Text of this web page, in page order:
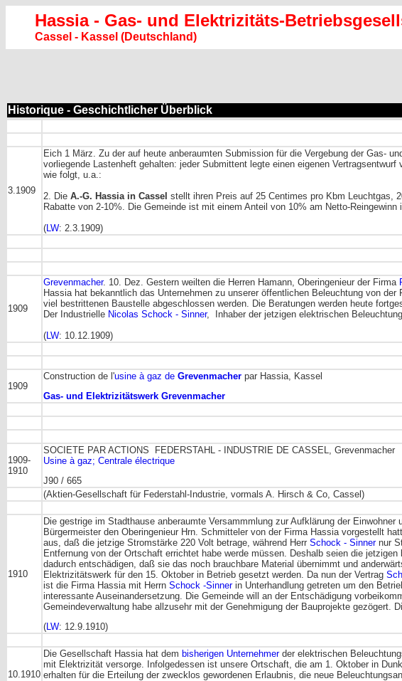
Hassia - Gas- und Elektrizitäts-
Cassel - Kassel (Deutschland)
Historique - Geschichtlicher Überblick
3.1909
Eich 1 März. Zu der auf heute anberaumten Submission für die Vergebung der Gas-
vorliegende Lastenheft gehalten: jeder Submittent legte einen eigenen
wie folgt, u.a.:
2. Die A.-G. Hassia in Cassel stellt ihren Preis auf 25 Centimes pro Kbm Leuchtgas,
Rabatte von 2-10%. Die Gemeinde ist mit einem Anteil von 10% am Netto-Reingewinn
(LW: 2.3.1909)
1909
Grevenmacher. 10. Dez. Gestern weilten die Herren Hamann, Oberingenieur der Firma
Hassia hat bekanntlich das Unternehmen zu unserer öffentlichen Beleuchtung von der
viel bestrittenen Baustelle abgeschlossen werden. Die Beratungen werden heute
Der Industrielle Nicolas Schock - Sinner, Inhaber der jetzigen elektrischen
(LW: 10.12.1909)
1909
Construction de l'usine à gaz de Grevenmacher par Hassia, Kassel
Gas- und Elektrizitätswerk Grevenmacher
1909-
1910
SOCIETE PAR ACTIONS FEDERSTAHL - INDUSTRIE DE CASSEL, Grevenmacher
Usine à gaz; Centrale électrique
J90 / 665
(Aktien-Gesellschaft für Federstahl-Industrie, vormals A. Hirsch & Co, Cassel)
1910
Die gestrige im Stadthause anberaumte Versammmlung zur Aufklärung der
Bürgermeister den Oberingenieur Hrn. Schmitteler von der Firma Hassia vorgestellt
aus, daß die jetzige Stromstärke 220 Volt betrage, während Herr Schock - Sinnernur
Entfernung von der Ortschaft errichtet habe werde müssen. Deshalb seien die
dadurch entschädigen, daß sie das noch brauchbare Material übernimmt und
Elektrizitätswerk für den 15. Oktober in Betrieb gesetzt werden. Da nun der Vertrag
ist die Firma Hassia mit Herrn Schock -Sinner in Unterhandlung getreten um den
interessante Auseinandersetzung. Die Gemeinde will an der Entschädigung
Gemeindeverwaltung habe allzusehr mit der Genehmigung der Bauprojekte
(LW: 12.9.1910)
10.1910
Die Gesellschaft Hassia hat dem bisherigen Unternehmerder elektrischen
mit Elektrizität versorge. Infolgedessen ist unsere Ortschaft, die am 1. Oktober in
erhalten für die Erteilung der zwecklos gewordenen Erlaubnis, die neue